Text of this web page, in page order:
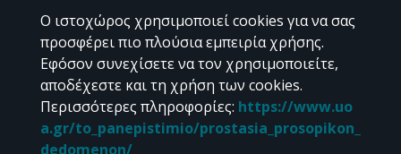
Διδακτορικές διατριβές & Γκρίζα βιβλιογραφία
Προφίλ Ερευνητή
CC BY-NC 4.0
Εκτός αν αναφέρεται διαφορετικά, το υλικό της "Περγάμου" διατίθεται
Ο ιστοχώρος χρησιμοποιεί cookies για να σας
προσφέρει πιο πλούσια εμπειρία χρήσης.
Εφόσον συνεχίσετε να τον χρησιμοποιείτε,
αποδέχεστε και τη χρήση των cookies.
Περισσότερες πληροφορίες: https://www.uo
a.gr/to_panepistimio/prostasia_prosopikon_
dedomenon/